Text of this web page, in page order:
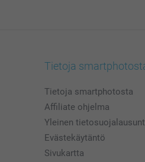
Tietoja
Tietoja smartphotosta
Affiliate ohjelma
Yleinen
Evästekäytäntö
Sivukartta